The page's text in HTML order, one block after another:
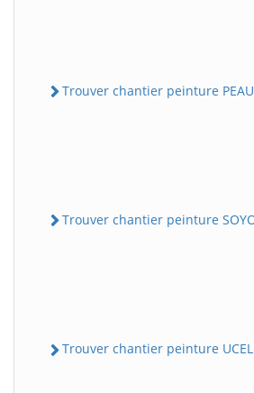
Trouver chantier peinture
Trouver chantier peinture
Trouver chantier peinture UCEL